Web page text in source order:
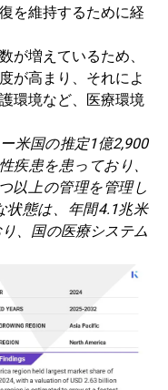
を維持するために経
が増えているため、
が高まり、それによ
環境など、医療環境
米国の推定1億2,900
疾患を患っており、
以上の管理を管理し
状態は、年間4.1兆米
、国の医療システム